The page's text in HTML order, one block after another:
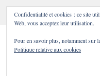
Confidentialité et cookies : ce site
Web, vous acceptez leur utilisation.
Pour en savoir plus, notamment sur
Politique relative aux cookies